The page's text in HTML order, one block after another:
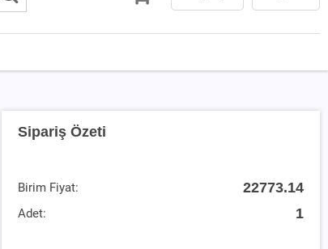
Sipariş Özeti
Birim Fiyat: 22773.14
Adet: 1